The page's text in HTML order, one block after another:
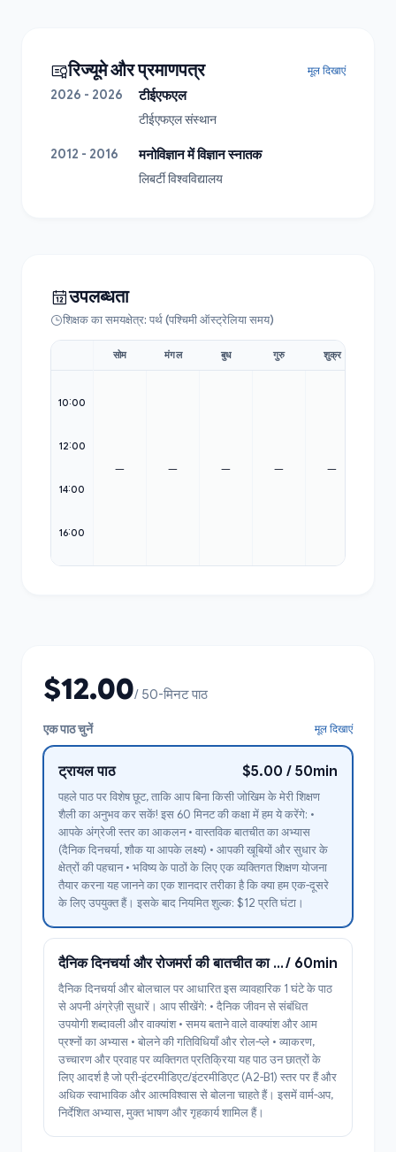
रिज्यूमे और प्रमाणपत्र मूल दिखाएं
2026 - 2026
टीईएफएल
टीईएफएल संस्थान
2012 - 2016
मनोविज्ञान में विज्ञान स्नातक
लिबर्टी विश्वविद्यालय
उपलब्धता
शिक्षक का समयक्षेत्र: पर्थ (पश्चिमी ऑस्ट्रेलिया समय)
10:00
12:00
14:00
16:00
सोम
—
मंगल
—
बुध
—
गुरु
—
शुक्र
—
$12.00/ 50-मिनट पाठ
एक पाठ चुनें मूल दिखाएं
ट्रायल पाठ $5.00 / 50min
पहले पाठ पर विशेष छूट, ताकि आप बिना किसी जोखिम के मेरी शिक्षण
शैली का अनुभव कर सकें! इस 60 मिनट की कक्षा में हम ये करेंगे: •
आपके अंग्रेजी स्तर का आकलन • वास्तविक बातचीत का अभ्यास
(दैनिक दिनचर्या, शौक या आपके लक्ष्य) • आपकी खूबियों और सुधार के
क्षेत्रों की पहचान • भविष्य के पाठों के लिए एक व्यक्तिगत शिक्षण योजना
तैयार करना यह जानने का एक शानदार तरीका है कि क्या हम एक-दूसरे
के लिए उपयुक्त हैं। इसके बाद नियमित शुल्क: $12 प्रति घंटा।
दैनिक दिनचर्या और रोजमर्रा की बातचीत का अभ्यास (1 घंटा)/ 60min
दैनिक दिनचर्या और बोलचाल पर आधारित इस व्यावहारिक 1 घंटे के पाठ
से अपनी अंग्रेज़ी सुधारें। आप सीखेंगे: • दैनिक जीवन से संबंधित
उपयोगी शब्दावली और वाक्यांश • समय बताने वाले वाक्यांश और आम
प्रश्नों का अभ्यास • बोलने की गतिविधियाँ और रोल-प्ले • व्याकरण,
उच्चारण और प्रवाह पर व्यक्तिगत प्रतिक्रिया यह पाठ उन छात्रों के
लिए आदर्श है जो प्री-इंटरमीडिएट/इंटरमीडिएट (A2-B1) स्तर पर हैं और
अधिक स्वाभाविक और आत्मविश्वास से बोलना चाहते हैं। इसमें वार्म-अप,
निर्देशित अभ्यास, मुक्त भाषण और गृहकार्य शामिल हैं।